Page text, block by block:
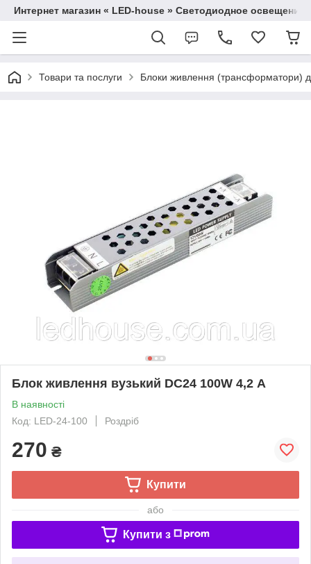
Интернет магазин « LED-house » Светодиодное освещение
Товари та послуги Блоки живлення (трансформатори)
Блок живлення вузький DC24 100W 4,2 А
В наявності
Код: LED-24-100
Роздріб
270 ₴
Купити
або
Купити з